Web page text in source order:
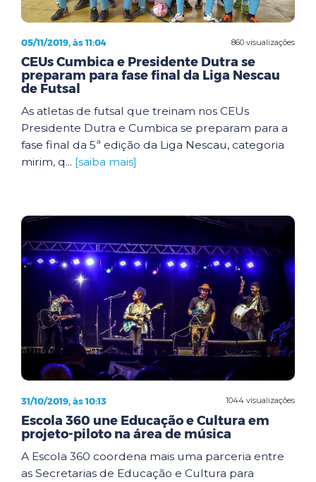
860 visualizações
05/11/2019, às 11:04
CEUs Cumbica e Presidente Dutra se
preparam para fase final da Liga Nescau
de Futsal
As atletas de futsal que treinam nos CEUs
Presidente Dutra e Cumbica se preparam para a
fase final da 5ª edição da Liga Nescau, categoria
mirim, q... [saiba mais]
1044 visualizações
31/10/2019, às 10:13
Escola 360 une Educação e Cultura em
projeto-piloto na área de música
A Escola 360 coordena mais uma parceria entre
as Secretarias de Educação e Cultura para